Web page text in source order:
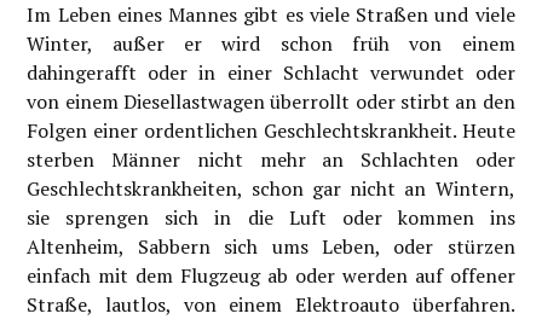
Im Leben eines Mannes gibt es viele Straßen und viele
Winter, außer er wird schon früh von einem
dahingerafft oder in einer Schlacht verwundet oder
von einem Diesellastwagen überrollt oder stirbt an den
Folgen einer ordentlichen Geschlechtskrankheit. Heute
sterben Männer nicht mehr an Schlachten oder
Geschlechtskrankheiten, schon gar nicht an Wintern,
sie sprengen sich in die Luft oder kommen ins
Altenheim, Sabbern sich ums Leben, oder stürzen
einfach mit dem Flugzeug ab oder werden auf offener
Straße, lautlos, von einem Elektroauto überfahren.